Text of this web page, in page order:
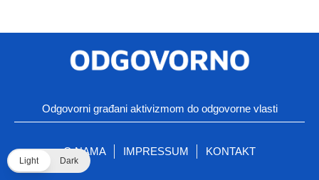
Odgovorni građani aktivizmom do odgovorne vlasti
O NAMA IMPRESSUM KONTAKT
Light Dark